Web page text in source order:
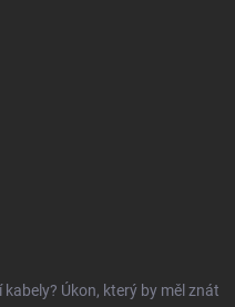
Úkon, který by měl znát